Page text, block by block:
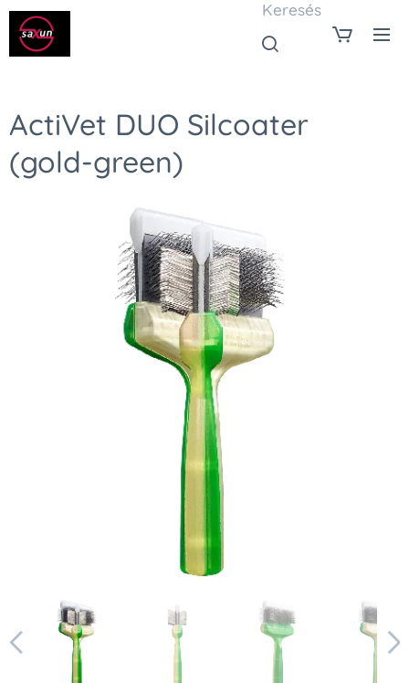
Keresés
ActiVet DUO Silcoater
(gold-green)